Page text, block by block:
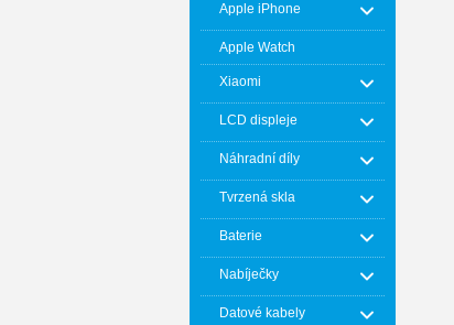
Apple iPhone
Apple Watch
Xiaomi
LCD displeje
Náhradní díly
Tvrzená skla
Baterie
Nabíječky
Datové kabely